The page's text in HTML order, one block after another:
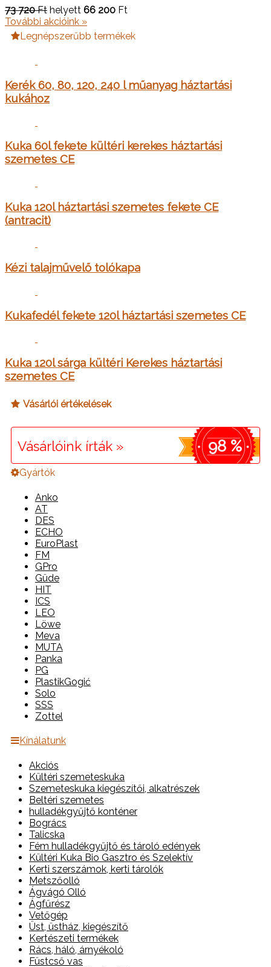
73 720 Ft helyett 66 200 Ft
További akcióink »
Legnépszerűbb termékek
Kerék 60, 80, 120, 240 l műanyag háztartási
kukához
Kuka 60l fekete kültéri kerekes háztartási
szemetes CE
Kuka 120l háztartási szemetes fekete CE
(antracit)
Kézi talajművelő tolókapa
Kukafedél fekete 120l háztartási szemetes CE
Kuka 120l sárga kültéri Kerekes háztartási
szemetes CE
Vásárlói értékelések
Vásárlóink írták » 98 %
Gyártók
Anko
AT
DES
ECHO
EuroPlast
FM
GPro
Güde
HIT
ICS
LEO
Löwe
Meva
MUTA
Panka
PG
PlastikGogić
Solo
SSS
Zottel
Kínálatunk
Akciós
Kültéri szemeteskuka
Szemeteskuka kiegészítői, alkatrészek
Beltéri szemetes
hulladékgyűjtő konténer
Bogrács
Talicska
Fém hulladékgyűjtő és tároló edények
Kültéri Kuka Bio Gasztro és Szelektív
Kerti szerszámok, kerti tárolók
Metszőolló
Ágvágó Olló
Ágfűrész
Vetőgép
Üst, üstház, kiegészítő
Kertészeti termékek
Rács, háló, árnyékoló
Füstcső vas